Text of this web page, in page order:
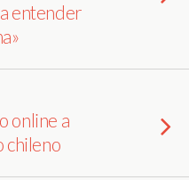
entender
online a
chileno